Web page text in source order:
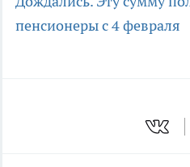
пенсионеры с 4 февраля